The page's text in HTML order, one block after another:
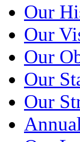
Our
Our
Our
Our
Our